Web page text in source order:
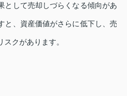
として売却しづらくなる傾向があ
と、資産価値がさらに低下し、売
クがあります。